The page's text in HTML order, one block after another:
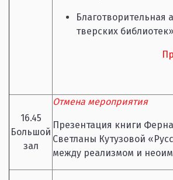
Благотворительная
тверских библиотек»
16.45
Большой
зал
Отмена мероприятия
Презентация книги
Светланы Кутузовой
между реализмом и